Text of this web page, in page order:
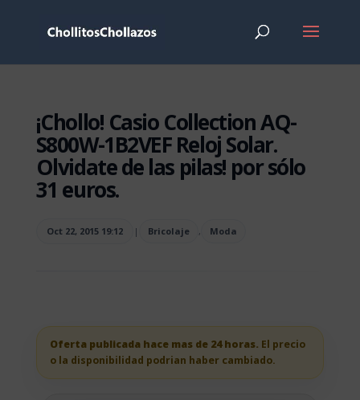
¡Chollo! Casio Collection AQ-
S800W-1B2VEF Reloj Solar.
Olvidate de las pilas! por sólo
31 euros.
Oct 22, 2015 19:12 | Bricolaje , Moda
Oferta publicada hace mas de 24 horas. El precio
o la disponibilidad podrian haber cambiado.